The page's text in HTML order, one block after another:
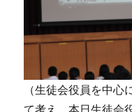
（生徒会役員を中